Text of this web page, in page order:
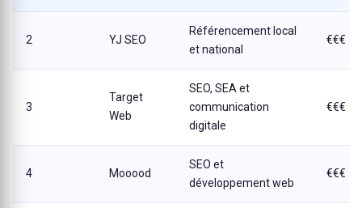
2 YJ SEO
Référencement local
et national
€€€
3
Target
Web
SEO, SEA et
communication
digitale
€€€
4 Mooood
SEO et
développement web
€€€